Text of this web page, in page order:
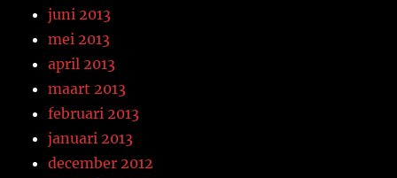
juni 2013
mei 2013
april 2013
maart 2013
februari 2013
januari 2013
december 2012